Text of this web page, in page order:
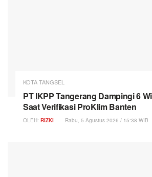
KOTA TANGSEL
PT IKPP Tangerang Dampingi 6
Saat Verifikasi ProKlim Banten
OLEH: RIZKI Rabu, 5 Agustus 2026 / 15:38 WIB